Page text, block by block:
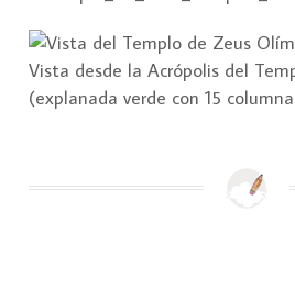
Vista desde la Acrópolis del
(explanada verde con 15